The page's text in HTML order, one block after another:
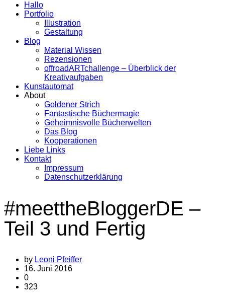
Hallo
Portfolio
Illustration
Gestaltung
Blog
Material Wissen
Rezensionen
offroadARTchallenge – Überblick der
Kreativaufgaben
Kunstautomat
About
Goldener Strich
Fantastische Büchermagie
Geheimnisvolle Bücherwelten
Das Blog
Kooperationen
Liebe Links
Kontakt
Impressum
Datenschutzerklärung
#meettheBloggerDE –
Teil 3 und Fertig
by Leoni Pfeiffer
16. Juni 2016
0
323